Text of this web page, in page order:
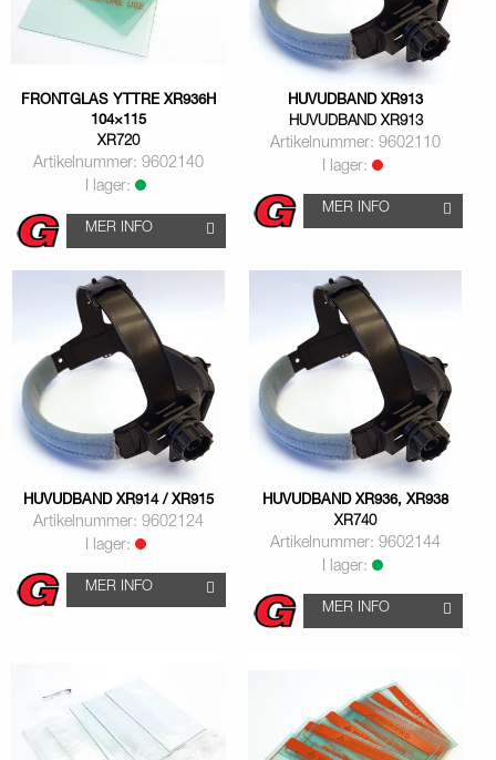
FRONTGLAS YTTRE XR936H
104×115
XR720
Artikelnummer: 9602140
I lager:
MER INFO
HUVUDBAND XR913
HUVUDBAND XR913
Artikelnummer: 9602110
I lager:
MER INFO
HUVUDBAND XR914 / XR915
Artikelnummer: 9602124
I lager:
MER INFO
HUVUDBAND XR936, XR938
XR740
Artikelnummer: 9602144
I lager:
MER INFO